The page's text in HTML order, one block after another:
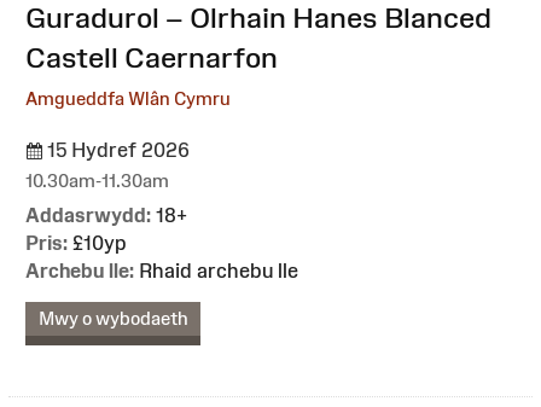
Guradurol – Olrhain Hanes Blanced
Castell Caernarfon
Amgueddfa Wlân Cymru
15 Hydref 2026
10.30am-11.30am
Addasrwydd: 18+
Pris: £10yp
Archebu lle: Rhaid archebu lle
Mwy o wybodaeth